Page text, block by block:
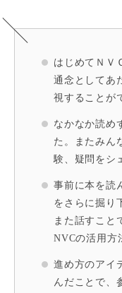
はじめてＮＶ
通念としてあ
視することが
なかなか読め
た。またみん
験、疑問をシ
事前に本を読
をさらに掘り
また話すこと
NVCの活用方
進め方のアイ
んだことで、